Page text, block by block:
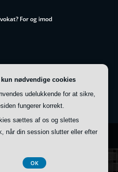
For og imod
| Theme: HoneyBeeby SpiceThemes
nødvendige cookies
udelukkende for at sikre,
fungerer korrekt.
sættes af os og slettes
når din session slutter eller efter
OK